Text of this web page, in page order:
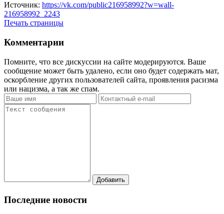
Источник: https://vk.com/public216958992?w=wall-
216958992_2243
Печать страницы
Комментарии
Помните, что все дискуссии на сайте модерируются. Ваше
сообщение может быть удалено, если оно будет содержать мат,
оскорбление других пользователей сайта, проявления расизма
или нацизма, а так же спам.
Последние новости